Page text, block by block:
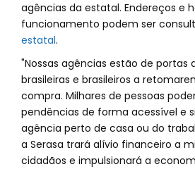
agências da estatal. Endereços e
funcionamento podem ser
estatal.
"Nossas agências estão de portas
brasileiras e brasileiros a
compra. Milhares de pessoas
pendências de forma acessível e
agência perto de casa ou do
a Serasa trará alívio financeiro a
cidadãos e impulsionará a